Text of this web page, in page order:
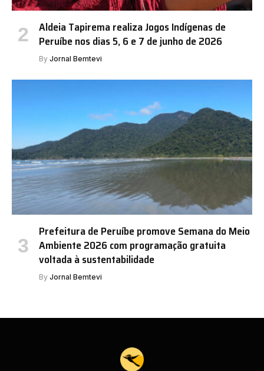
Aldeia Tapirema realiza Jogos Indígenas de
Peruíbe nos dias 5, 6 e 7 de junho de 2026
By Jornal Bemtevi
Prefeitura de Peruíbe promove Semana do Meio
Ambiente 2026 com programação gratuita
voltada à sustentabilidade
By Jornal Bemtevi